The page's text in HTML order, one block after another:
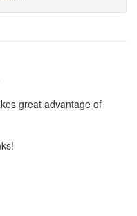
great advantage of